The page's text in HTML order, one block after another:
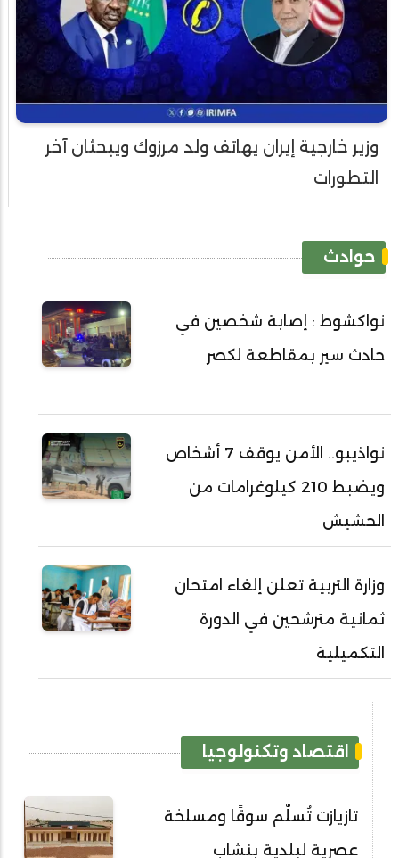
وزير خارجية إيران يهاتف ولد مرزوك ويبحثان آخر
التطورات
حوادث
نواكشوط : إصابة شخصين في
حادث سير بمقاطعة لكصر
نواذيبو.. الأمن يوقف 7 أشخاص
ويضبط 210 كيلوغرامات من
الحشيش
وزارة التربية تعلن إلغاء امتحان
ثمانية مترشحين في الدورة
التكميلية
اقتصاد وتكنولوجيا
تازيازت تُسلّم سوقًا ومسلخة
عصرية لبلدية بنشاب